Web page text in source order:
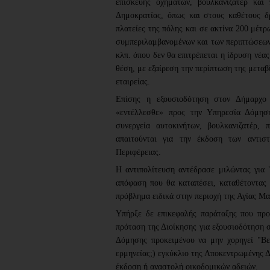
επισκευής οχημάτων, βουλκανιζατέρ
Δημοκρατίας, όπως και στους καθέτους
πλατείες της πόλης και σε ακτίνα 200
συμπεριλαμβανομένων και των
κλπ. όπου δεν θα επιτρέπεται η ίδρυση
θέση, με εξαίρεση την περίπτωση της
εταιρείας.
Επίσης η εξουσιοδότηση στον
«εντέλλεσθε» προς την Υπηρεσία
συνεργεία αυτοκινήτων, βουλκανιζατέρ,
απαιτούνται για την έκδοση των
Περιφέρειας.
Η αντιπολίτευση αντέδρασε μιλώντας
απόφαση που θα καταπέσει,
πρόβλημα ειδικά στην περιοχή της Αγίας
Υπήρξε δε επικεφαλής παράταξης που
πρόταση της Διοίκησης για
Δόμησης προκειμένου να μην χορηγεί
ερμηνείας;) εγκύκλιο της Αποκεντρωμένης
έκδοση ή αναστολή οικοδομικών αδειών.